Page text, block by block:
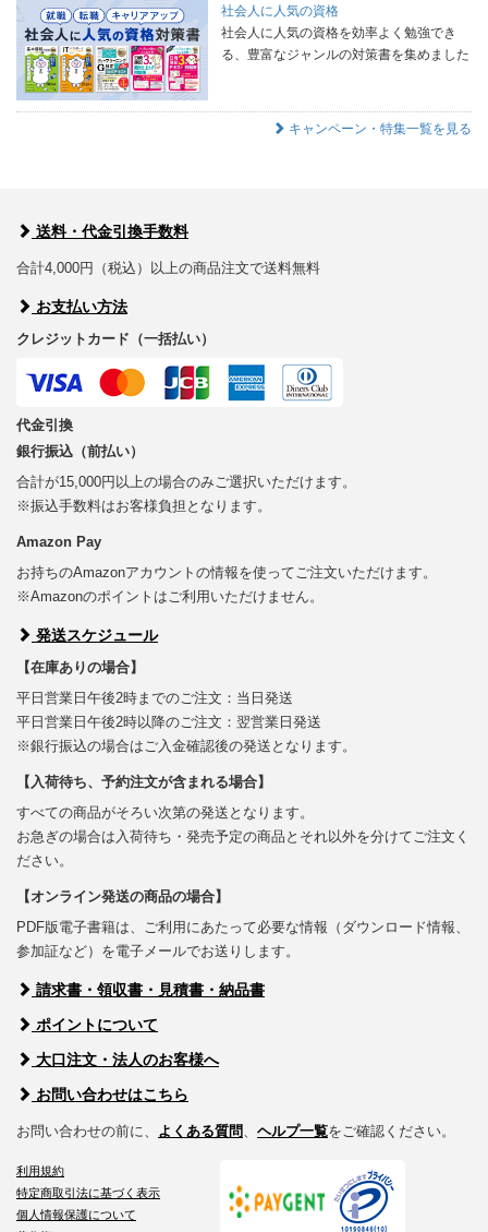
社会人に人気の資格
社会人に人気の資格を効率よく勉強でき
る、豊富なジャンルの対策書を集めました
キャンペーン・特集一覧を見る
送料・代金引換手数料
合計4,000円（税込）以上の商品注文で送料無料
お支払い方法
クレジットカード（一括払い）
代金引換
銀行振込（前払い）
合計が15,000円以上の場合のみご選択いただけます。
※振込手数料はお客様負担となります。
Amazon Pay
お持ちのAmazonアカウントの情報を使ってご注文いただけます。
※Amazonのポイントはご利用いただけません。
発送スケジュール
【在庫ありの場合】
平日営業日午後2時までのご注文：当日発送
平日営業日午後2時以降のご注文：翌営業日発送
※銀行振込の場合はご入金確認後の発送となります。
【入荷待ち、予約注文が含まれる場合】
すべての商品がそろい次第の発送となります。
お急ぎの場合は入荷待ち・発売予定の商品とそれ以外を分けてご注文く
ださい。
【オンライン発送の商品の場合】
PDF版電子書籍は、ご利用にあたって必要な情報（ダウンロード情報、
参加証など）を電子メールでお送りします。
請求書・領収書・見積書・納品書
ポイントについて
大口注文・法人のお客様へ
お問い合わせはこちら
お問い合わせの前に、 よくある質問 ヘルプ一覧をご確認ください。
利用規約
特定商取引法に基づく表示
個人情報保護について